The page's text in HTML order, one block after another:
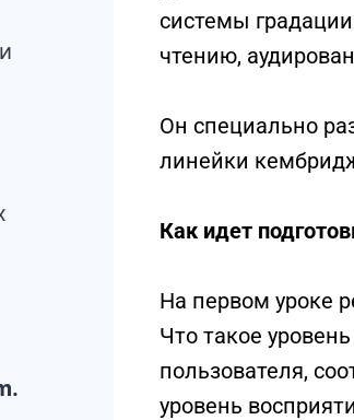
системы
чтению,
Он специально
линейки
Как идет
На первом уроке
Что такое
пользователя,
уровень